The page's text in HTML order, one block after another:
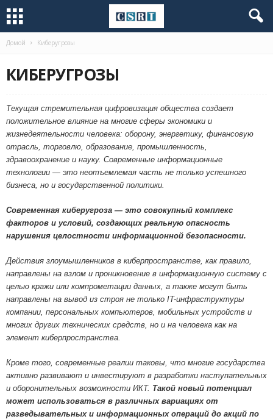
Домой Киберугрозы
КИБЕРУГРОЗЫ
Текущая стремительная цифровизация общества создает
положительное влияние на многие сферы экономики и
жизнедеятельности человека: оборону, энергетику, финансовую
отрасль, торговлю, образование, промышленность,
здравоохранение и науку. Современные информационные
технологии — это неотъемлемая часть не только успешного
бизнеса, но и государственной политики.
Современная киберугроза — это совокупный комплекс
факторов и условий, создающих реальную опасность
нарушения целостности информационной безопасности.
Действия злоумышленников в киберпространстве, как правило,
направлены на взлом и проникновение в информационную систему с
целью кражи или компрометации данных, а также могут быть
направлены на вывод из строя не только IT-инфраструктуры
компании, персональных компьютеров, мобильных устройств и
многих других технических средств, но и на человека как на
элемент киберпространства.
Кроме того, современные реалии таковы, что многие государства
активно развивают и инвестируют в разработки наступательных
и оборонительных возможности ИКТ. Такой новый потенциал
может использоваться в различных вариациях от
разведывательных и информационных операций до акций по